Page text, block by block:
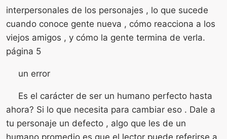
interpersonales de los personajes , lo que sucede
cuando conoce gente nueva , cómo reacciona a los
viejos amigos , y cómo la gente termina de verla.
página 5
un error
Es el carácter de ser un humano perfecto hasta
ahora? Si lo que necesita para cambiar eso . Dale a
tu personaje un defecto , algo que les de un
humano promedio es que el lector puede referirse a